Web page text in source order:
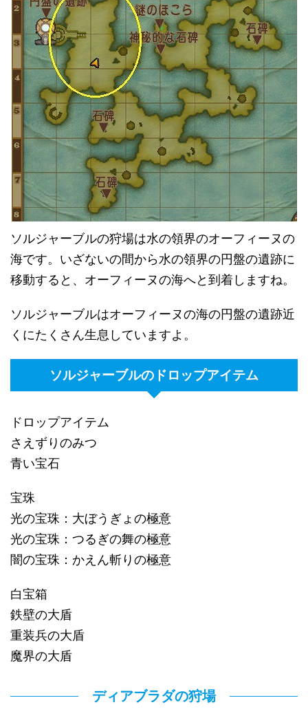
ソルジャーブルの狩場は水の領界のオーフィーヌの
海です。いざないの間から水の領界の円盤の遺跡に
移動すると、オーフィーヌの海へと到着しますね。
ソルジャーブルはオーフィーヌの海の円盤の遺跡近
くにたくさん生息していますよ。
ソルジャーブルのドロップアイテム
ドロップアイテム
さえずりのみつ
青い宝石
宝珠
光の宝珠：大ぼうぎょの極意
光の宝珠：つるぎの舞の極意
闇の宝珠：かえん斬りの極意
白宝箱
鉄壁の大盾
重装兵の大盾
魔界の大盾
ディアブラダの狩場